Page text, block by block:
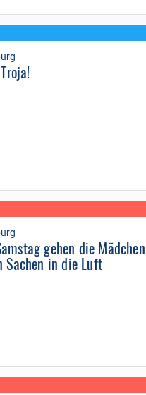
gehen die
Sachen in die Luft